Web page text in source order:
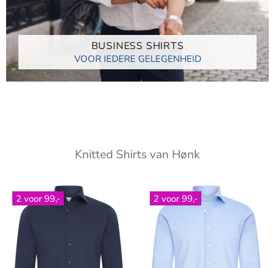
BUSINESS SHIRTS
VOOR IEDERE GELEGENHEID
Knitted Shirts van Hønk
2 voor 99,- 2 voor 99,-